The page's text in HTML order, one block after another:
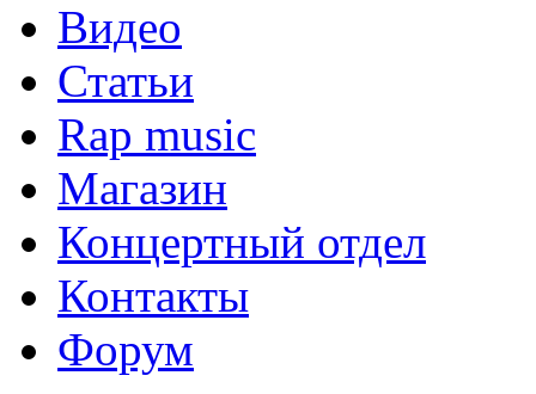
Видео
Статьи
Rap music
Магазин
Концертный отдел
Контакты
Форум